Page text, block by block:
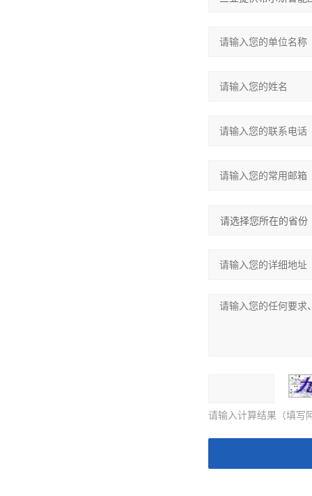
请输入计算结果（填写